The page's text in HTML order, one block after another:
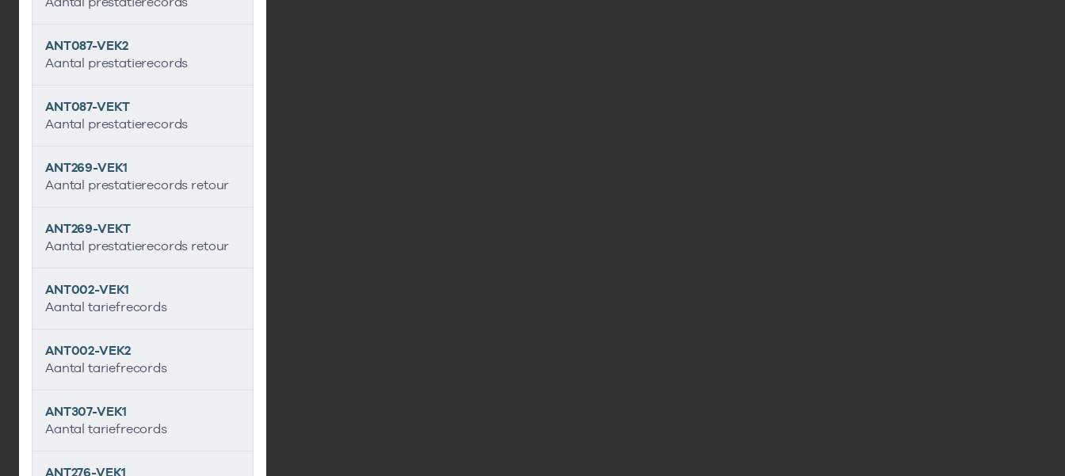
ANT087-VEK2
Aantal prestatierecords
ANT087-VEKT
Aantal prestatierecords
ANT269-VEK1
Aantal prestatierecords retour
ANT269-VEKT
Aantal prestatierecords retour
ANT002-VEK1
Aantal tariefrecords
ANT002-VEK2
Aantal tariefrecords
ANT307-VEK1
Aantal tariefrecords
ANT276-VEK1